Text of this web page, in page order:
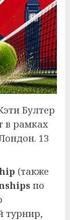
Бултер
в рамках
13
(также
по
турнир,